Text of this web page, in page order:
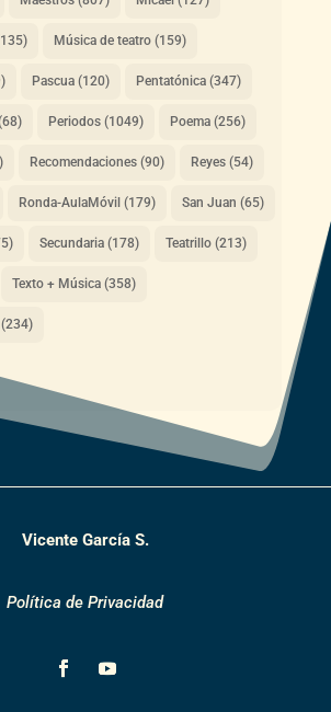
Música de teatro(159)
Pascua(120) Pentatónica(347)
Periodos(1049) Poema(256)
Recomendaciones(90) Reyes(54)
Ronda-AulaMóvil(179) San Juan (65)
Secundaria(178) Teatrillo(213)
Texto + Música(358)
Vicente García S.
Política de Privacidad